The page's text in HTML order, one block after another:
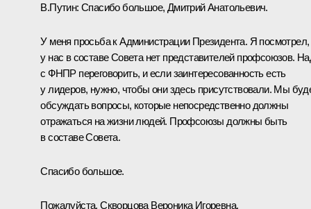
В.Путин: Спасибо большое, Дмитрий Анатольевич.
У меня просьба к Администрации Президента. Я посмотрел,
у нас в составе Совета нет представителей профсоюзов.
с ФНПР переговорить, и если заинтересованность есть
у лидеров, нужно, чтобы они здесь присутствовали. Мы
обсуждать вопросы, которые непосредственно должны
отражаться на жизни людей. Профсоюзы должны быть
в составе Совета.
Спасибо большое.
Пожалуйста, Скворцова Вероника Игоревна.